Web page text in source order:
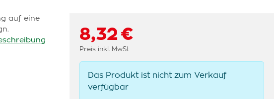
auf eine
8,32 €
Preis inkl. MwSt
Das Produkt ist nicht zum Verkauf
verfügbar